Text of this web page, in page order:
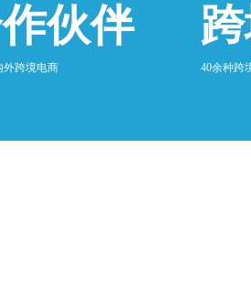
伙伴
外跨境电商 40余种跨